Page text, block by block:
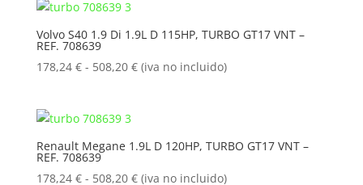
178,24 €
508,20 €
Volvo S40 1.9 Di 1.9L D 115HP, TURBO GT17 VNT –
REF. 708639
178,24 € - 508,20 €Rango
178,24 €
508,20 €
(iva no incluido)
Renault Megane 1.9L D 120HP, TURBO GT17 VNT –
REF. 708639
178,24 € - 508,20 €Rango
(iva no incluido)